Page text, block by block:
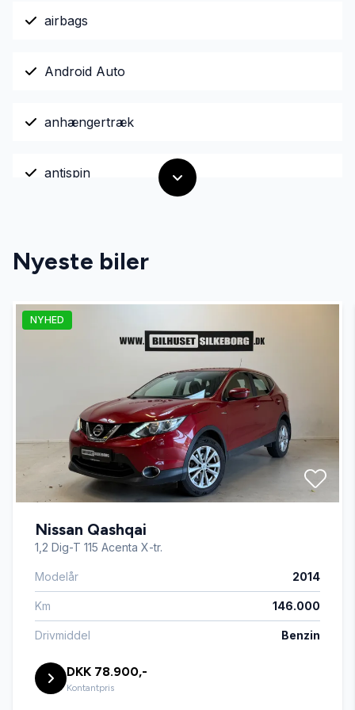
airbags
Android Auto
anhængertræk
antispin
Automatisk lys
AUX tilslutning
bagagerumsdækken
bakkamera
CD/radio
el-spejle
ESP
fartpilot
fjernbetjent centrallås
Nyeste biler
NYHED
Nissan Qashqai
1,2 Dig-T 115 Acenta X-tr.
Modelår 2014
Km 146.000
Drivmiddel Benzin
DKK 78.900,-
Kontantpris